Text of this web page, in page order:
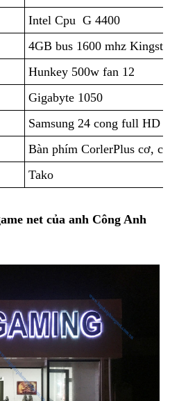
Intel Cpu G 4400
4GB bus 1600 mhz
Hunkey 500w fan 12
Gigabyte 1050
Samsung 24 cong full HD
Bàn phím CorlerPlus cơ,
Tako
net của anh Công Anh